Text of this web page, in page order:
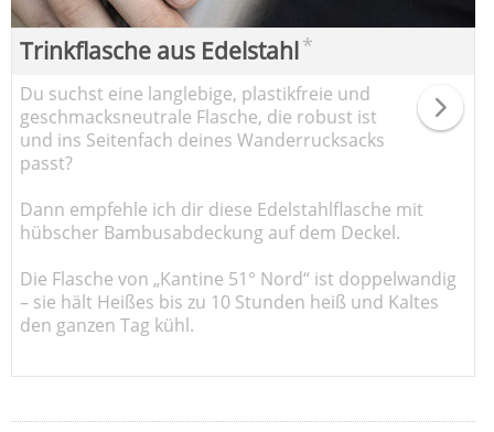
Trinkflasche aus Edelstahl*
Du suchst eine langlebige, plastikfreie und
geschmacksneutrale Flasche, die robust ist
und ins Seitenfach deines Wanderrucksacks
passt?
Dann empfehle ich dir diese Edelstahlflasche mit
hübscher Bambusabdeckung auf dem Deckel.
Die Flasche von „Kantine 51° Nord“ ist doppelwandig
– sie hält Heißes bis zu 10 Stunden heiß und Kaltes
den ganzen Tag kühl.